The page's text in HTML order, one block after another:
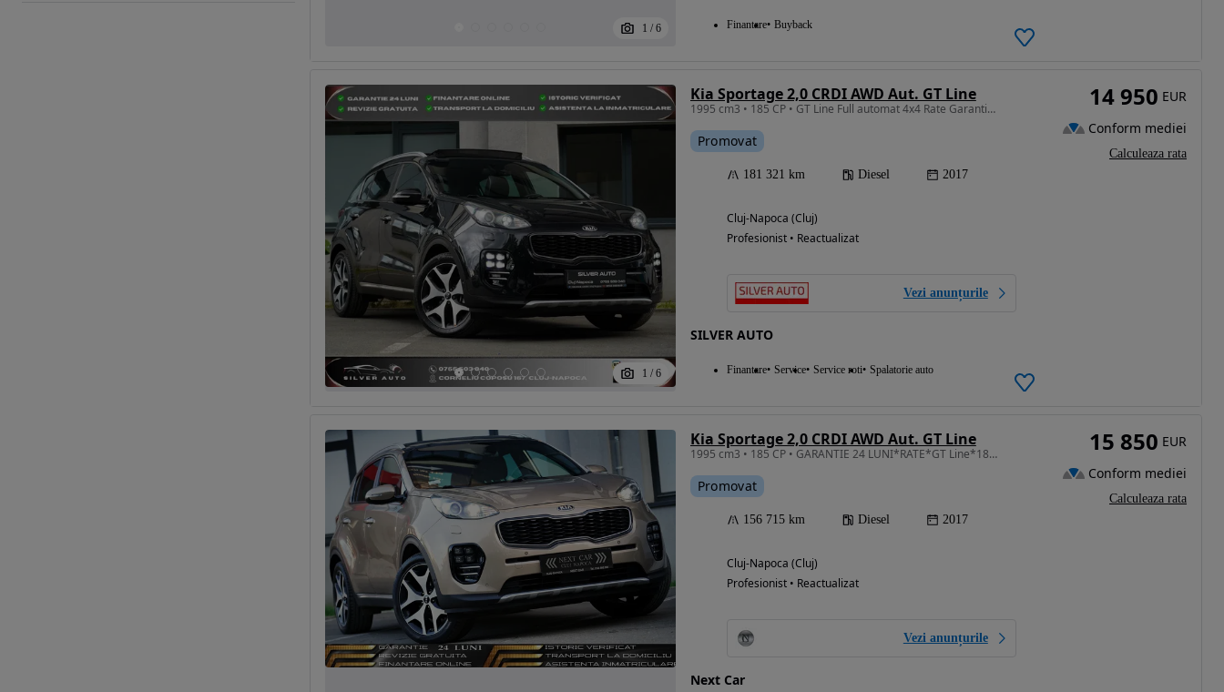
1 / 6 Finantare Buyback
1 / 6
Kia Sportage 2,0 CRDI AWD Aut. GT Line
1995 cm3 • 185 CP • GT Line Full automat 4x4 Rate Garantie 24 luni Finantare
Promovat
181 321 km Diesel 2017
Cluj-Napoca (Cluj)
Profesionist • Reactualizat
Vezi anunțurile
SILVER AUTO
Finantare Service Service roti Spalatorie auto
14 950 EUR
Conform mediei
Calculeaza rata
Kia Sportage 2,0 CRDI AWD Aut. GT Line
1995 cm3 • 185 CP • GARANTIE 24 LUNI*RATE*GT Line*185CP*4x4*Automata*Piele*PanoramaFull
Promovat
156 715 km Diesel 2017
Cluj-Napoca (Cluj)
Profesionist • Reactualizat
Vezi anunțurile
Next Car
15 850 EUR
Conform mediei
Calculeaza rata